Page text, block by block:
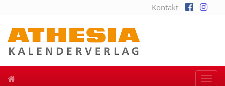
Kontakt